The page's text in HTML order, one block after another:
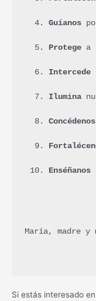
Guíanos
Protege a
Intercede
Ilumina
Concédenos
Enséñanos
María, madre
Si estás interesado